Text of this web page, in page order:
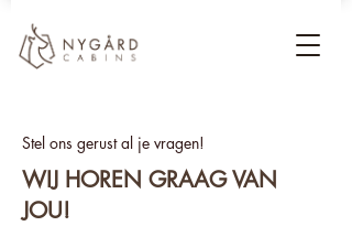
Stel ons gerust al je vragen!
WIJ HOREN GRAAG VAN
JOU!